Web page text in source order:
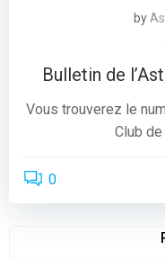
by
Bulletin de
Vous trouverez le
Club
0